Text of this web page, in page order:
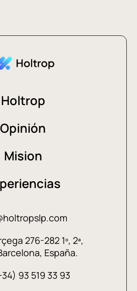
Holtrop
Opinión
Mision
276-282 1º, 2ª,
España.
93 519 33 93